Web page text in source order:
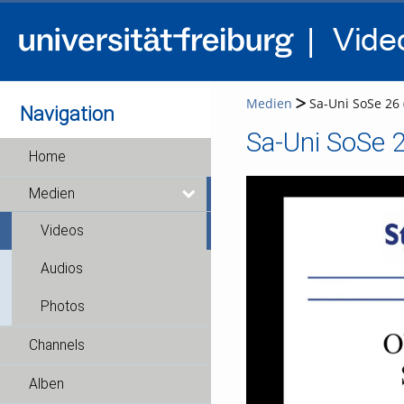
Navigation
Home
Medien
Videos
Audios
Photos
Channels
Alben
Medien Sa-Uni SoSe 26
Sa-Uni SoSe